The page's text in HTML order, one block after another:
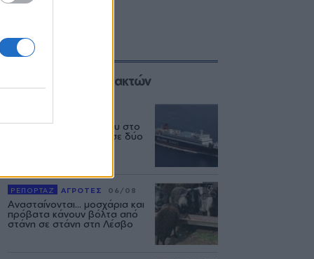
Επιλογές των Συντακτών
Δεύτερη εμπλοκή κάβου στο
«Νήσος Ρόδος» μέσα σε δύο
ΡΕΠΟΡΤΑΖ ΑΓΡΟΤΕΣ 06/08
Ανασταίνονται... μοσχάρια και
πρόβατα κάνουν βόλτα από
στάνη σε στάνη στη Λέσβο